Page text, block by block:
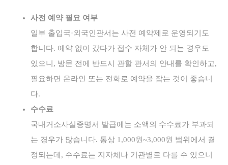
사전 예약 필요 여부
일부 출입국·외국인관서는 사전 예약제로 운영되기도
합니다. 예약 없이 갔다가 접수 자체가 안 되는 경우도
있으니, 방문 전에 반드시 관할 관서의 안내를 확인하고,
필요하면 온라인 또는 전화로 예약을 잡는 것이 좋습니
다.
수수료
국내거소사실증명서 발급에는 소액의 수수료가 부과되
는 경우가 많습니다. 통상 1,000원~3,000원 범위에서 결
정되는데, 수수료는 지자체나 기관별로 다를 수 있으니